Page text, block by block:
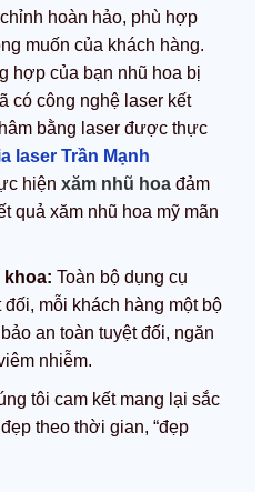
hoàn hảo, phù hợp
muốn của khách hàng.
hợp của bạn nhũ hoa bị
có công nghệ laser kết
bằng laser được thực
laser Trần Mạnh
hiện xăm nhũ hoa đảm
quả xăm nhũ hoa mỹ mãn
khoa: Toàn bộ dụng cụ
mỗi khách hàng một bộ
an toàn tuyệt đối, ngăn
nhiễm.
tôi cam kết mang lại sắc
theo thời gian, “đẹp